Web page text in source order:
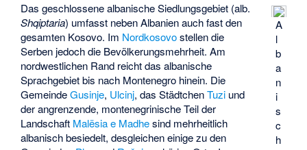
A
l
b
a
n
i
s
c
h
Das geschlossene albanische Siedlungsgebiet (alb.
Shqiptaria) umfasst neben Albanien auch fast den
gesamten Kosovo. Im Nordkosovostellen die
Serben jedoch die Bevölkerungsmehrheit. Am
nordwestlichen Rand reicht das albanische
Sprachgebiet bis nach Montenegro hinein. Die
GemeindeGusinje, Ulcinj, das StädtchenTuzi und
der angrenzende, montenegrinische Teil der
Landschaft Malësia e Madhesind mehrheitlich
albanisch besiedelt, desgleichen einige zu den